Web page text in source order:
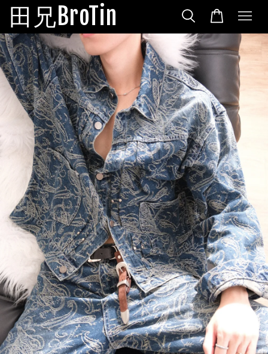
田兄BroTin